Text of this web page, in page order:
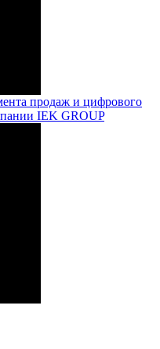
продаж и цифрового
IEK GROUP